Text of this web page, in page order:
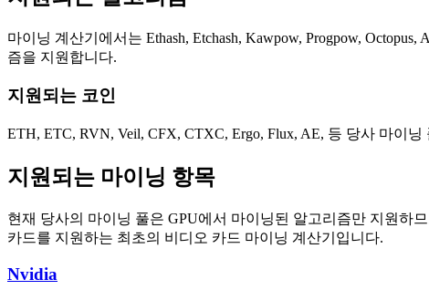
마이닝 계산기에서는 Ethash, Etchash, Kawpow, Progpow,
즘을 지원합니다.
지원되는 코인
ETH, ETC, RVN, Veil, CFX, CTXC, Ergo, Flux, AE, 등 당사 마이
지원되는 마이닝 항목
현재 당사의 마이닝 풀은 GPU에서 마이닝된 알고리즘만 지원하
카드를 지원하는 최초의 비디오 카드 마이닝 계산기입니다.
Nvidia